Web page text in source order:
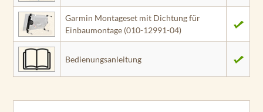
Garmin Montageset mit Dichtung für
Einbaumontage (010-12991-04)
Bedienungsanleitung